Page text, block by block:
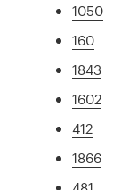
1050
160
1843
1602
412
1866